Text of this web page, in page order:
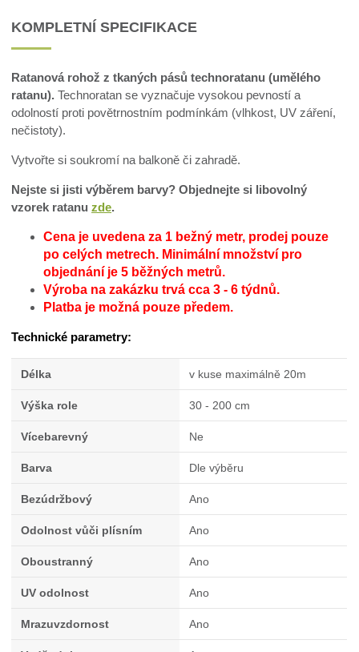
KOMPLETNÍ SPECIFIKACE
Ratanová rohož z tkaných pásů technoratanu (umělého
ratanu). Technoratan se vyznačuje vysokou pevností a
odolností proti povětrnostním podmínkám (vlhkost, UV záření,
nečistoty).
Vytvořte si soukromí na balkoně či zahradě.
Nejste si jisti výběrem barvy? Objednejte si libovolný
vzorek ratanuzde.
Cena je uvedena za 1 bežný metr, prodej pouze
po celých metrech. Minimální množství pro
objednání je 5 běžných metrů.
Výroba na zakázku trvá cca 3 - 6 týdnů.
Platba je možná pouze předem.
Technické parametry:
Délka v kuse maximálně 20m
Výška role 30 - 200 cm
Vícebarevný Ne
Barva Dle výběru
Bezúdržbový Ano
Odolnost vůči plísním Ano
Oboustranný Ano
UV odolnost Ano
Mrazuvzdornost Ano